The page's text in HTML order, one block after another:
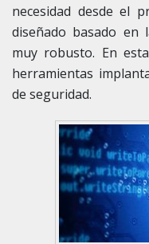
necesidad desde el
diseñado basado en
muy robusto. En
herramientas
de seguridad.